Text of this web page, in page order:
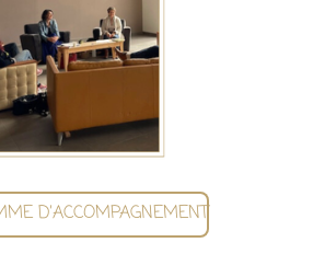
D’ACCOMPAGNEMENT